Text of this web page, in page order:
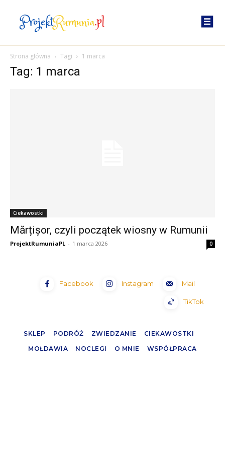
Strona główna Tagi 1 marca
Tag: 1 marca
Ciekawostki
Mărțișor, czyli początek wiosny w Rumunii
ProjektRumuniaPL - 1 marca 2026 0
Facebook Instagram Mail
TikTok
SKLEP PODRÓŻ ZWIEDZANIE
CIEKAWOSTKI
MOŁDAWIA
NOCLEGI O MNIE WSPÓŁPRACA